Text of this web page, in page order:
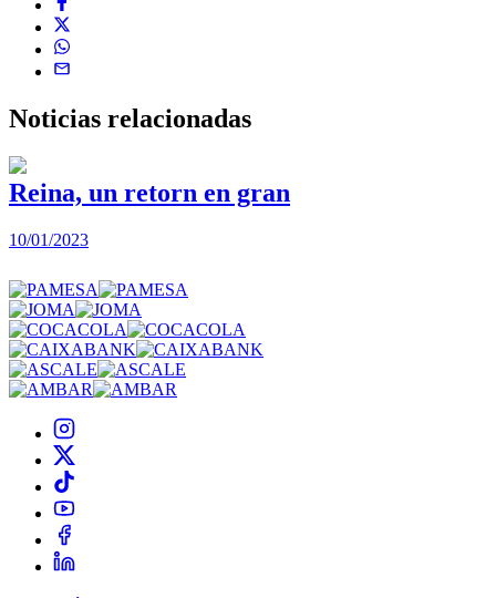
Noticias relacionadas
Reina, un retorn en gran
10/01/2023